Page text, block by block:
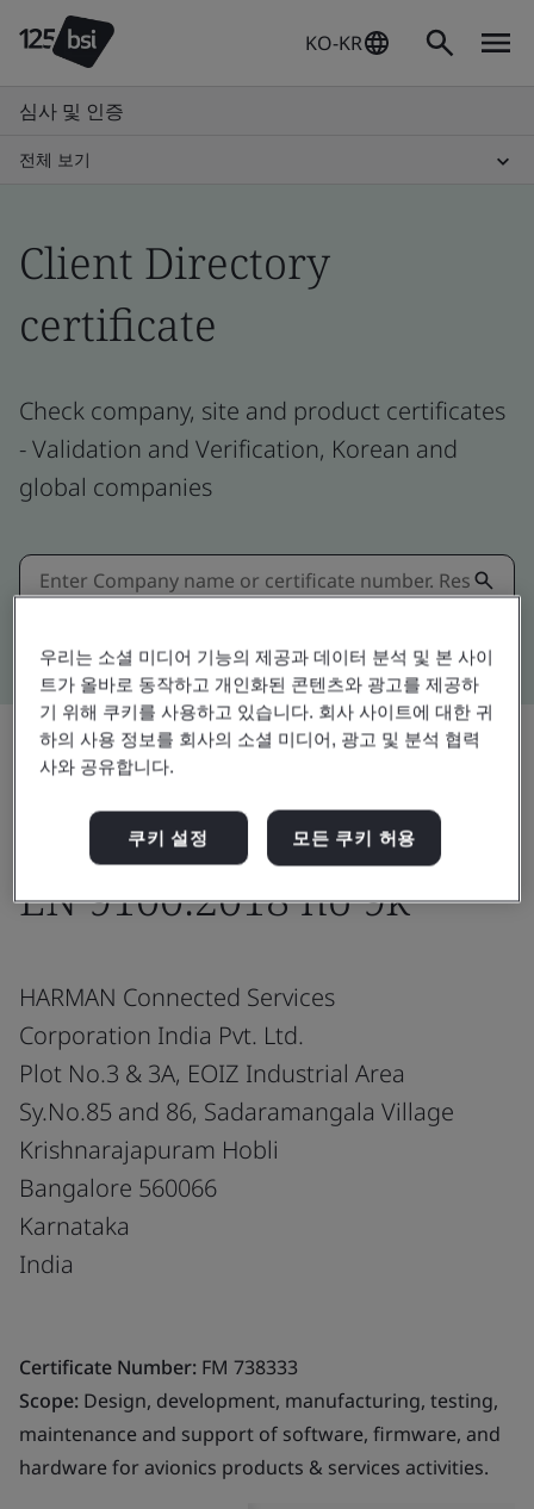
KO-KR
심사 및 인증
전체 보기
Client Directory
certificate
Check company, site and product certificates
- Validation and Verification, Korean and
global companies
EN 9100:2018 no 9k
HARMAN Connected Services
Corporation India Pvt. Ltd.
Plot No.3 & 3A, EOIZ Industrial Area
Sy.No.85 and 86, Sadaramangala Village
Krishnarajapuram Hobli
Bangalore 560066
Karnataka
India
Certificate Number: FM 738333
Scope: Design, development, manufacturing, testing,
maintenance and support of software, firmware, and
hardware for avionics products & services activities.
우리는 소셜 미디어 기능의 제공과 데이터 분석 및 본 사이
트가 올바로 동작하고 개인화된 콘텐츠와 광고를 제공하
기 위해 쿠키를 사용하고 있습니다. 회사 사이트에 대한 귀
하의 사용 정보를 회사의 소셜 미디어, 광고 및 분석 협력
사와 공유합니다.
쿠키 설정 모든 쿠키 허용